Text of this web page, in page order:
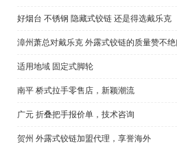
好烟台 不锈钢 隐藏式铰链 还是得选戴乐克
漳州萧总对戴乐克 外露式铰链的质量赞不
适用地域 固定式脚轮
南平 桥式拉手零售店，新颖潮流
广元 折叠把手报价单，技术咨询
贺州 外露式铰链加盟代理，享誉海外